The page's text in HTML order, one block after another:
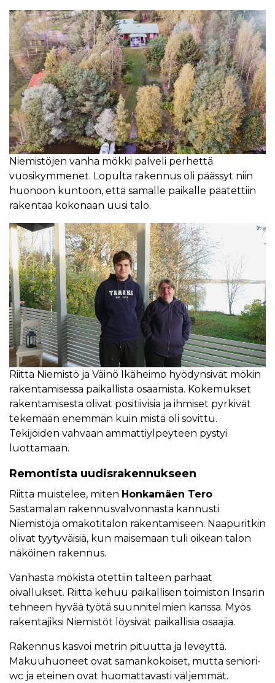
Niemistöjen vanha mökki palveli perhettä
vuosikymmenet. Lopulta rakennus oli päässyt niin
huonoon kuntoon, että samalle paikalle päätettiin
rakentaa kokonaan uusi talo.
Riitta Niemistö ja Väinö Ikäheimo hyödynsivät mökin
rakentamisessa paikallista osaamista. Kokemukset
rakentamisesta olivat positiivisia ja ihmiset pyrkivät
tekemään enemmän kuin mistä oli sovittu.
Tekijöiden vahvaan ammattiylpeyteen pystyi
luottamaan.
Remontista uudisrakennukseen
Riitta muistelee, miten Honkamäen Tero
Sastamalan rakennusvalvonnasta kannusti
Niemistöjä omakotitalon rakentamiseen. Naapuritkin
olivat tyytyväisiä, kun maisemaan tuli oikean talon
näköinen rakennus.
Vanhasta mökistä otettiin talteen parhaat
oivallukset. Riitta kehuu paikallisen toimiston Insarin
tehneen hyvää työtä suunnitelmien kanssa. Myös
rakentajiksi Niemistöt löysivät paikallisia osaajia.
Rakennus kasvoi metrin pituutta ja leveyttä.
Makuuhuoneet ovat samankokoiset, mutta seniori-
wc ja eteinen ovat huomattavasti väljemmät.